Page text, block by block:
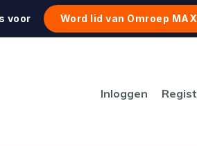
voor Word lid van Omroep MAX
Inloggen